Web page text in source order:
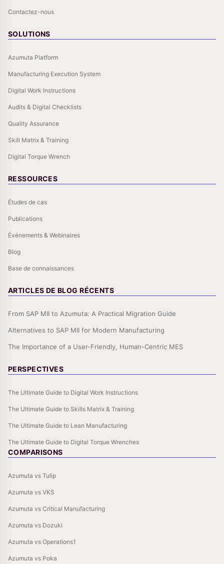
Contactez-nous
SOLUTIONS
Azumuta Platform
Manufacturing Execution System
Digital Work Instructions
Audits & Digital Checklists
Quality Assurance
Skill Matrix & Training
Digital Torque Wrench
RESSOURCES
Études de cas
Publications
Événements & Webinaires
Blog
Base de connaissances
ARTICLES DE BLOG RÉCENTS
From SAP MII to Azumuta: A Practical Migration Guide
Alternatives to SAP MII for Modern Manufacturing
The Importance of a User-Friendly, Human-Centric MES
PERSPECTIVES
The Ultimate Guide to Digital Work Instructions
The Ultimate Guide to Skills Matrix & Training
The Ultimate Guide to Lean Manufacturing
The Ultimate Guide to Digital Torque Wrenches
COMPARISONS
Azumuta vs Tulip
Azumuta vs VKS
Azumuta vs Critical Manufacturing
Azumuta vs Dozuki
Azumuta vs Operations1
Azumuta vs Poka